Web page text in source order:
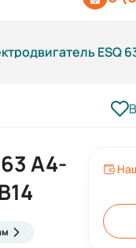
ESQ
A4-